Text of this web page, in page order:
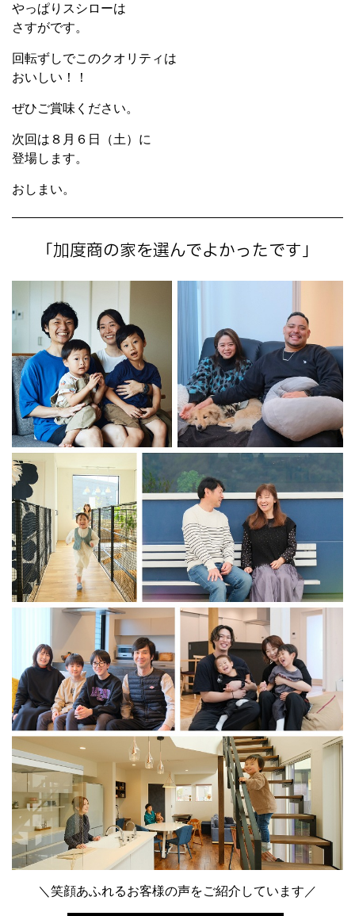
やっぱりスシローは
さすがです。
回転ずしでこのクオリティは
おいしい！！
ぜひご賞味ください。
次回は８月６日（土）に
登場します。
おしまい。
「加度商の家を選んでよかったです」
＼笑顔あふれるお客様の声をご紹介しています／